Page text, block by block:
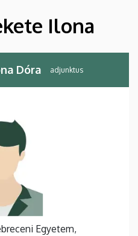
Ilona
Dóra adjunktus
Egyetem,